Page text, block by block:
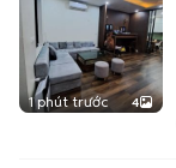
1 phút trước 4